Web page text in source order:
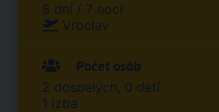
8 dní / 7 nocí
Vroclav
Počet osôb
2 dospelých, 0 detí
1 izba